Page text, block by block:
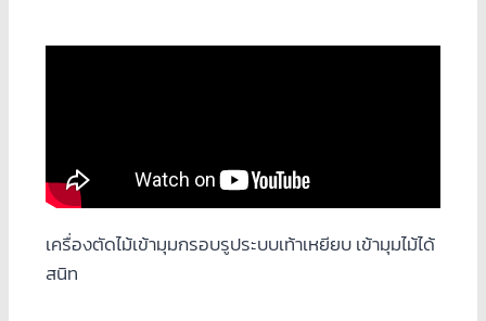
เครื่องตัดไม้เข้ามุมกรอบรูประบบเท้าเหยียบ เข้ามุมไม้ได้
สนิท